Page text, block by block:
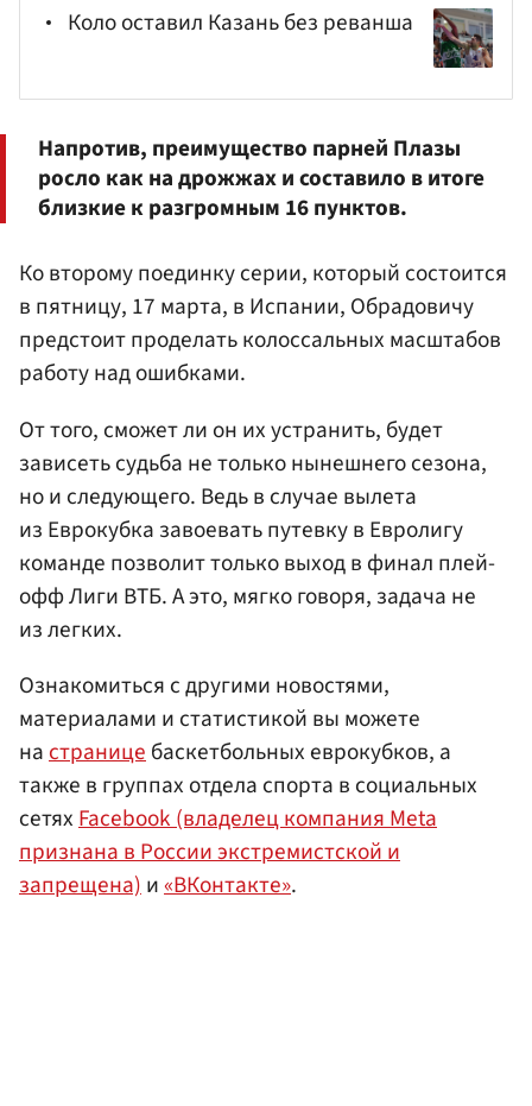
Коло оставил Казань без реванша
Напротив, преимущество парней Плазы
росло как на дрожжах и составило в итоге
близкие к разгромным 16 пунктов.
Ко второму поединку серии, который состоится
в пятницу, 17 марта, в Испании, Обрадовичу
предстоит проделать колоссальных масштабов
работу над ошибками.
От того, сможет ли он их устранить, будет
зависеть судьба не только нынешнего сезона,
но и следующего. Ведь в случае вылета
из Еврокубка завоевать путевку в Евролигу
команде позволит только выход в финал плей-
офф Лиги ВТБ. А это, мягко говоря, задача не
из легких.
Ознакомиться с другими новостями,
материалами и статистикой вы можете
настраницебаскетбольных еврокубков, а
также в группах отдела спорта в социальных
сетяхFacebook (владелец компания Meta
признана в России экстремистской и
запрещена)и«ВКонтакте».